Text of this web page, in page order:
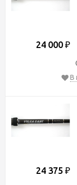
24 000 ₽
В
24 375 ₽